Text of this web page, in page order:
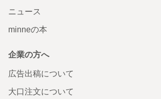
ニュース
minneの本
企業の方へ
広告出稿について
大口注文について